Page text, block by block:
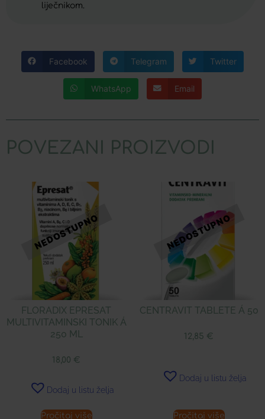
liječnikom.
Facebook Telegram Twitter
WhatsApp Email
POVEZANI PROIZVODI
FLORADIX EPRESAT
MULTIVITAMINSKI TONIK Á
250 ML
18,00 €
Dodaj u listu želja
Pročitaj više
CENTRAVIT TABLETE Á 50
12,85 €
Dodaj u listu želja
Pročitaj više